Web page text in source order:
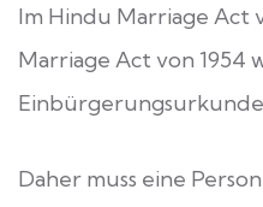
Im Hindu Marriage Act
Marriage Act von 1954
Daher muss eine